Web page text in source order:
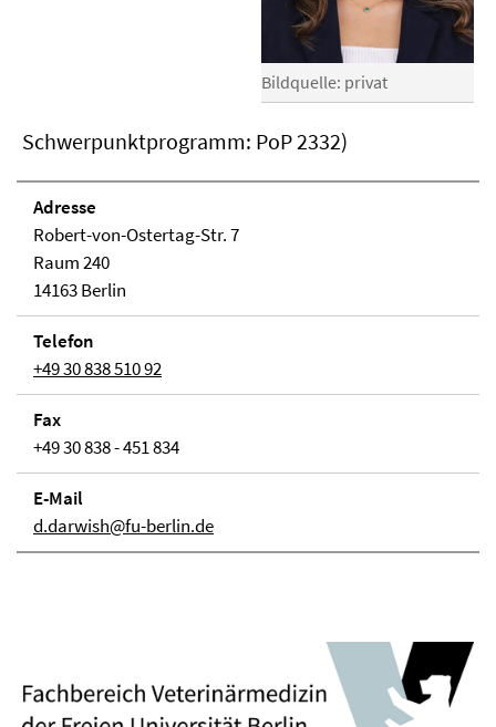
Bildquelle: privat
Schwerpunktprogramm: PoP 2332)
Adresse
Robert-von-Ostertag-Str. 7
Raum 240
14163 Berlin
Telefon
+49 30 838 510 92
Fax
+49 30 838 - 451 834
E-Mail
d.darwish@fu-berlin.de